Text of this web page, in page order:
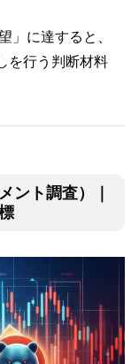
」に達すると、
を行う判断材料
ント調査）｜